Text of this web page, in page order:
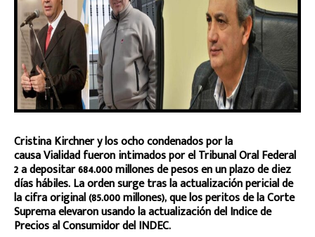
Cristina Kirchner y los ocho condenados por la
causa Vialidad fueron intimados por el Tribunal Oral Federal
2 a depositar 684.000 millones de pesos en un plazo de diez
días hábiles. La orden surge tras la actualización pericial de
la cifra original (85.000 millones), que los peritos de la Corte
Suprema elevaron usando la actualización del Indice de
Precios al Consumidor del INDEC.